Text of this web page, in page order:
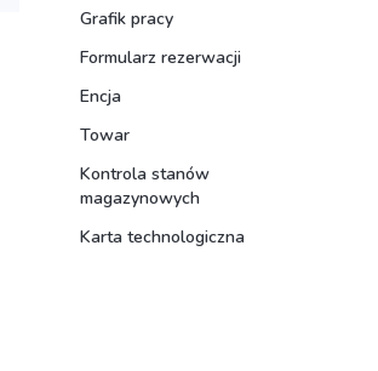
Grafik pracy
Formularz rezerwacji
Encja
Towar
Kontrola stanów
magazynowych
Karta technologiczna